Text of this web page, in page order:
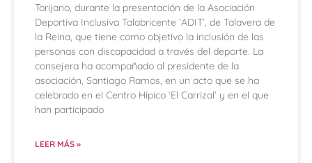
Torijano, durante la presentación de la Asociación
Deportiva Inclusiva Talabricente ‘ADIT’, de Talavera de
la Reina, que tiene como objetivo la inclusión de las
personas con discapacidad a través del deporte. La
consejera ha acompañado al presidente de la
asociación, Santiago Ramos, en un acto que se ha
celebrado en el Centro Hípico ‘El Carrizal’ y en el que
han participado
LEER MÁS »